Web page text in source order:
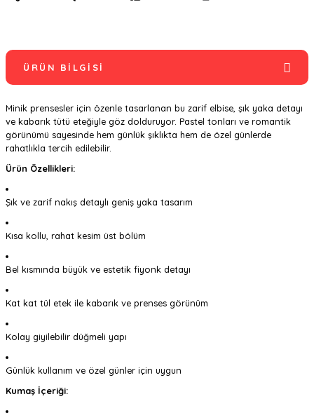
ÜRÜN BILGISI
Minik prensesler için özenle tasarlanan bu zarif elbise, şık yaka detayı
ve kabarık tütü eteğiyle göz dolduruyor. Pastel tonları ve romantik
görünümü sayesinde hem günlük şıklıkta hem de özel günlerde
rahatlıkla tercih edilebilir.
Ürün Özellikleri:
Şık ve zarif nakış detaylı geniş yaka tasarım
Kısa kollu, rahat kesim üst bölüm
Bel kısmında büyük ve estetik fiyonk detayı
Kat kat tül etek ile kabarık ve prenses görünüm
Kolay giyilebilir düğmeli yapı
Günlük kullanım ve özel günler için uygun
Kumaş İçeriği: